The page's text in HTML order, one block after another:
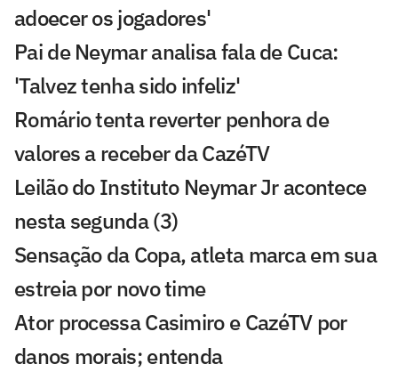
adoecer os jogadores'
Pai de Neymar analisa fala de Cuca:
'Talvez tenha sido infeliz'
Romário tenta reverter penhora de
valores a receber da CazéTV
Leilão do Instituto Neymar Jr acontece
nesta segunda (3)
Sensação da Copa, atleta marca em sua
estreia por novo time
Ator processa Casimiro e CazéTV por
danos morais; entenda